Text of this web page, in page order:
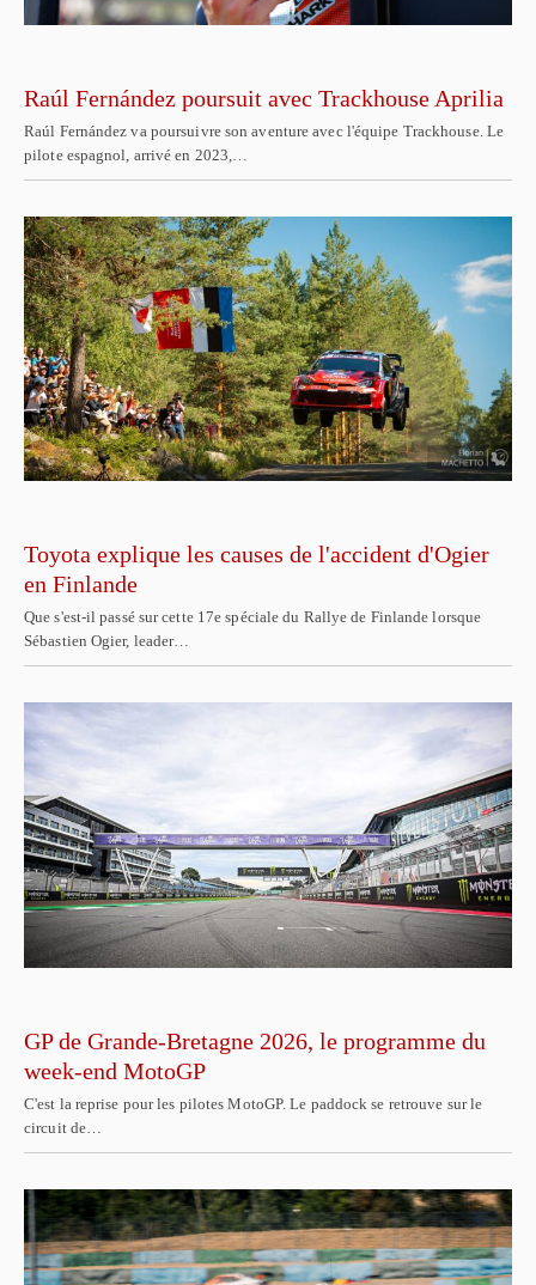
Raúl Fernández poursuit avec Trackhouse Aprilia
Raúl Fernández va poursuivre son aventure avec l'équipe Trackhouse. Le
pilote espagnol, arrivé en 2023,…
Toyota explique les causes de l'accident d'Ogier
en Finlande
Que s'est-il passé sur cette 17e spéciale du Rallye de Finlande lorsque
Sébastien Ogier, leader…
GP de Grande-Bretagne 2026, le programme du
week-end MotoGP
C'est la reprise pour les pilotes MotoGP. Le paddock se retrouve sur le
circuit de…